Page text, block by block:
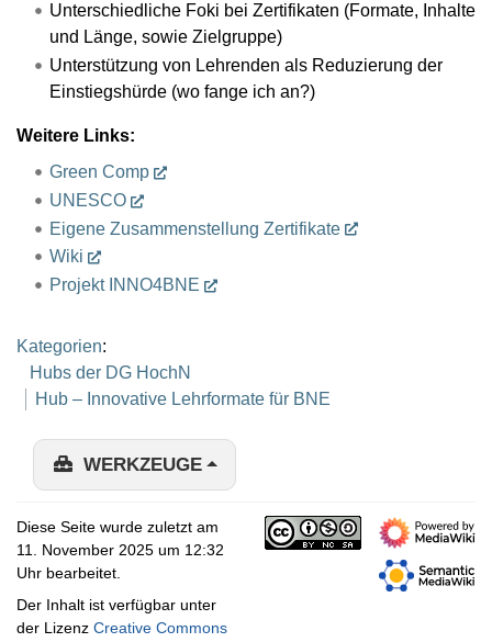
Unterschiedliche Foki bei Zertifikaten (Formate, Inhalte
und Länge, sowie Zielgruppe)
Unterstützung von Lehrenden als Reduzierung der
Einstiegshürde (wo fange ich an?)
Weitere Links:
Green Comp
UNESCO
Eigene Zusammenstellung Zertifikate
Wiki
Projekt INNO4BNE
Kategorien:
Hubs der DG HochN
Hub – Innovative Lehrformate für BNE
WERKZEUGE
Diese Seite wurde zuletzt am
11. November 2025 um 12:32
Uhr bearbeitet.
Der Inhalt ist verfügbar unter
der Lizenz Creative Commons